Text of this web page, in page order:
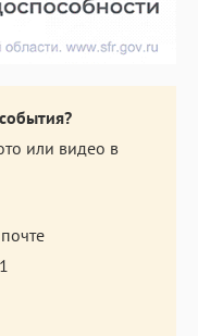
или видео в